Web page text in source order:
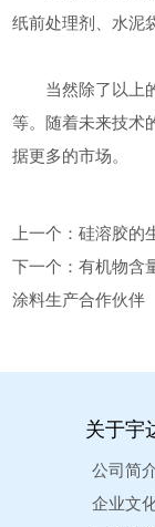
纸前处理剂、水泥
当然除了以上的
等。随着未来技术
据更多的市场。
上一个：硅溶胶的
下一个：有机物含
涂料生产合作伙伴
关于宇
公司简
企业文